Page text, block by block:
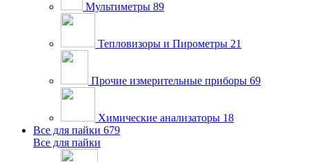
Мультиметры 89
Тепловизоры и Пирометры 21
Прочие измерительные приборы 69
Химические анализаторы 18
Все для пайки 679
Все для пайки